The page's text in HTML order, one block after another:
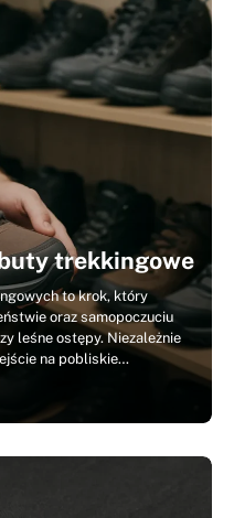
trekkingowe
to krok, który
oraz samopoczuciu
leśne ostępy. Niezależnie
na pobliskie…